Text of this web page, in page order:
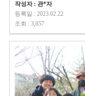
작성자 : 관*자
등록일 : 2023.02.22
조회 : 3,657